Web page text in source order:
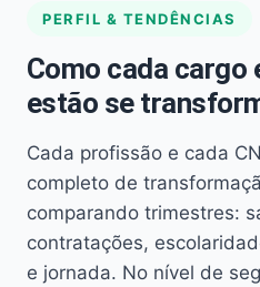
PERFIL & TENDÊNCIAS
Como cada cargo
estão se
Cada profissão e cada
completo de
comparando trimestres:
contratações,
e jornada. No nível de